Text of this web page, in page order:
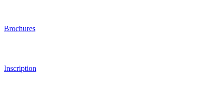
Brochures
Inscription